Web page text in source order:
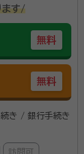
ます/
無料
無料
き / 銀行手続き